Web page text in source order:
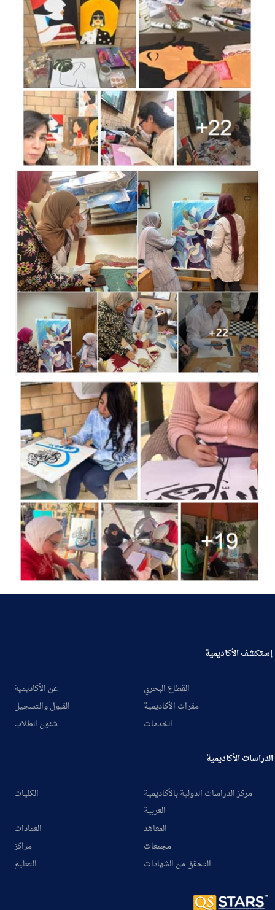
brownfield sites
إستكشف الأكاديمية
عن الأكاديمية
القطاع البحري
القبول والتسجيل
مقرات الأكاديمية
شئون الطلاب
الخدمات
الدراسات الأكاديمية
الكليات
مركز الدراسات الدولية بالأكاديمية
العربية
العمادات
المعاهد
مراكز
مجمعات
التعليم
التحقق من الشهادات